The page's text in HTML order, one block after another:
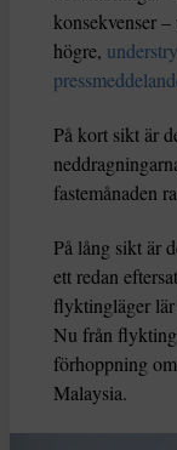
konsekvenser
högre,
På kort sikt är
fastemånaden
På lång sikt är
ett redan
flyktingläger
Nu från
förhoppning
Malaysia.